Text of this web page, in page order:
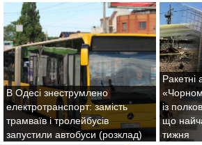
В Одесі знеструмлено
електротранспорт: замість
трамваїв і тролейбусів
запустили автобуси (розклад)
із
що
тижня